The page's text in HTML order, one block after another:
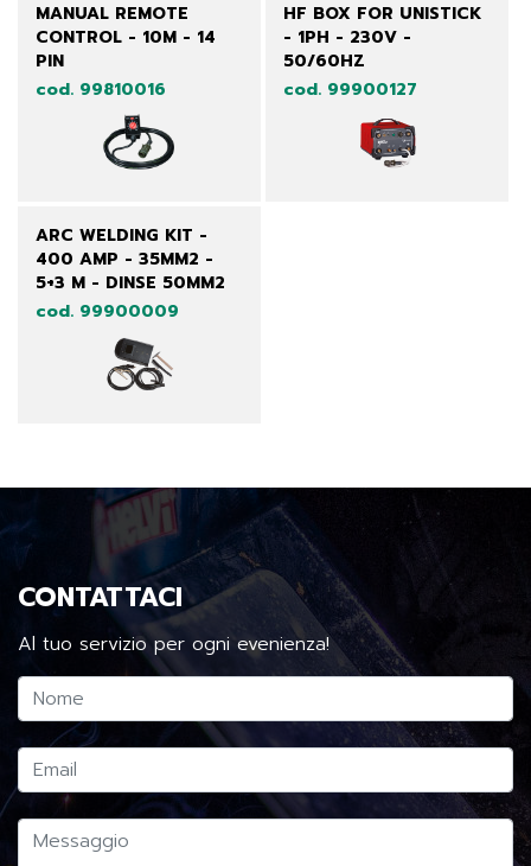
MANUAL REMOTE
CONTROL - 10M - 14
PIN
cod. 99810016
HF BOX FOR UNISTICK
- 1PH - 230V -
50/60HZ
cod. 99900127
ARC WELDING KIT -
400 AMP - 35MM2 -
5+3 M - DINSE 50MM2
cod. 99900009
CONTATTACI
Al tuo servizio per ogni evenienza!